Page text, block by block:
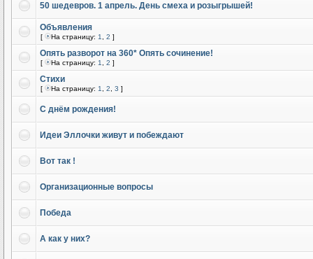
50 шедевров. 1 апрель. День смеха и розыгрышей!
Объявления
[ На страницу: 1 2 ]
Опять разворот на 360* Опять сочинение!
[ На страницу: 1 2 ]
Стихи
[ На страницу: 1 2 3 ]
С днём рождения!
Идеи Эллочки живут и побеждают
Вот так !
Организационные вопросы
Победа
А как у них?